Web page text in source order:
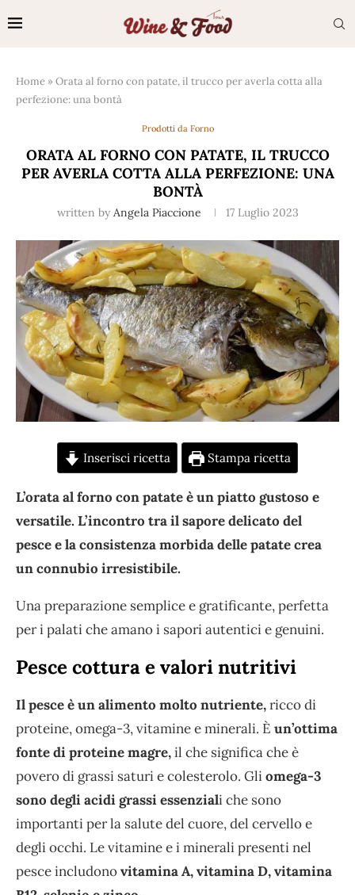
Home »Orata al forno con patate, il trucco per averla cotta alla
perfezione: una bontà
Prodotti da Forno
ORATA AL FORNO CON PATATE, IL TRUCCO
PER AVERLA COTTA ALLA PERFEZIONE: UNA
BONTÀ
written by Angela Piaccione 17 Luglio 2023
Inserisci ricetta Stampa ricetta
L’orata al forno con patate è un piatto gustoso e
versatile. L’incontro tra il sapore delicato del
pesce e la consistenza morbida delle patate crea
un connubio irresistibile.
Una preparazione semplice e gratificante, perfetta
per i palati che amano i sapori autentici e genuini.
Pesce cottura e valori nutritivi
Il pesce è un alimento molto nutriente,ricco di
proteine, omega-3, vitamine e minerali. È un’ottima
fonte di proteine magre,il che significa che è
povero di grassi saturi e colesterolo. Gliomega-3
sono degli acidi grassi essenziali che sono
importanti per la salute del cuore, del cervello e
degli occhi. Le vitamine e i minerali presenti nel
pesce includonovitamina A, vitamina D, vitamina